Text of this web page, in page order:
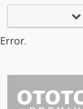
Error.